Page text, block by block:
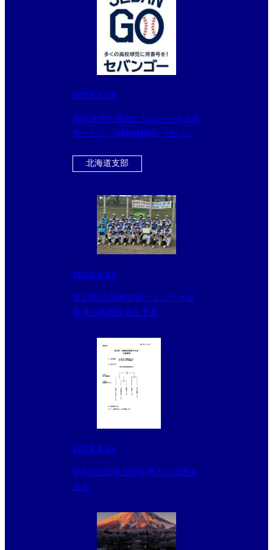
2025.2.28
高校進学を強力にサポートする新
サービス『SEBANGO』(セバン
野球部が新たに参加!!
北海道支部
2025.9.23
第23回山梨県支部ジュニア大会
兼東日本選抜大会予選
2023.4.25
第4回山梨県支部春季大会抽選決
まる